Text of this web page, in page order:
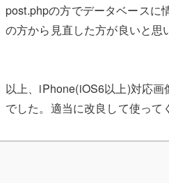
post.phpの方でデータベースに
の方から見直した方が良いと思
以上、iPhone(iOS6以上)対応
でした。適当に改良して使って